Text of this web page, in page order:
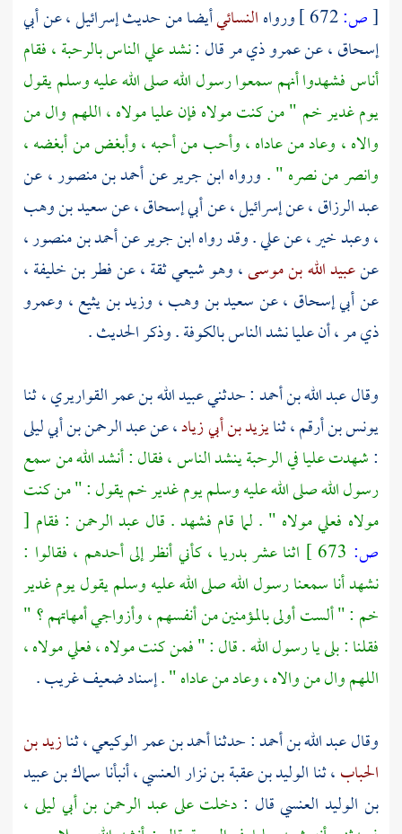
[ص: ورواهالنسائيأيضا من حديثإسرائيل، عنأبي
إسحاق، عنعمرو ذي مرقال :نشدعليالناس بالرحبة ، فقام
أناس فشهدوا أنهم سمعوا رسول الله صلى الله عليه وسلم يقول
يومغدير خم " من كنت مولاه فإنعليامولاه ، اللهم وال من
والاه ، وعاد من عاداه ، وأحب من أحبه ، وأبغض من أبغضه ،
وانصر من نصره " . ورواهابن جريرعنأحمد بن منصور، عن
عبد الرزاق، عنإسرائيل، عنأبي إسحاق، عنسعيد بن وهب
،وعبد خير، عنعلي. وقد رواهابن جريرعنأحمد بن منصور،
عنعبيد الله بن موسى، وهو شيعي ثقة ، عنفطر بن خليفة،
عنأبي إسحاق ، عنسعيد بن وهب، وزيد بن يثيع، وعمرو
ذي مر، أنعليانشد الناسبالكوفة. وذكر الحديث .
وقالعبد الله بن أحمد: حدثنيعبيد الله بن عمر القواريري، ثنا
يونس بن أرقم، ثنايزيد بن أبي زياد، عنعبد الرحمن بن أبي ليلى
:شهدتعليافي الرحبة ينشد الناس ، فقال : أنشد الله من سمع
رسول الله صلى الله عليه وسلم يومغدير خميقول : " من كنت
مولاه فعليمولاه " . لما قام فشهد . قال عبد الرحمن : فقام [
ص:
اثنا عشر بدريا ، كأني أنظر إلى أحدهم ، فقالوا :
نشهد أنا سمعنا رسول الله صلى الله عليه وسلم يقول يومغدير
خم : " ألست أولى بالمؤمنين من أنفسهم ، وأزواجي أمهاتهم ؟ "
فقلنا : بلى يا رسول الله . قال : " فمن كنت مولاه، فعليمولاه ،
اللهم وال من والاه ، وعاد من عاداه " .إسناد ضعيف غريب .
وقالعبد الله بن أحمد: حدثناأحمد بن عمر الوكيعي، ثنازيد بن
الحباب، ثناالوليد بن عقبة بن نزار العنسي، أنبأناسماك بن عبيد
بن الوليد العنسيقال : دخلت علىعبد الرحمن بن أبي ليلى ،